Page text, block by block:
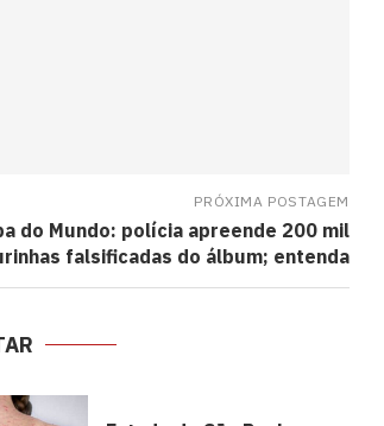
PRÓXIMA POSTAGEM
do Mundo: polícia apreende 200 mil
falsificadas do álbum; entenda